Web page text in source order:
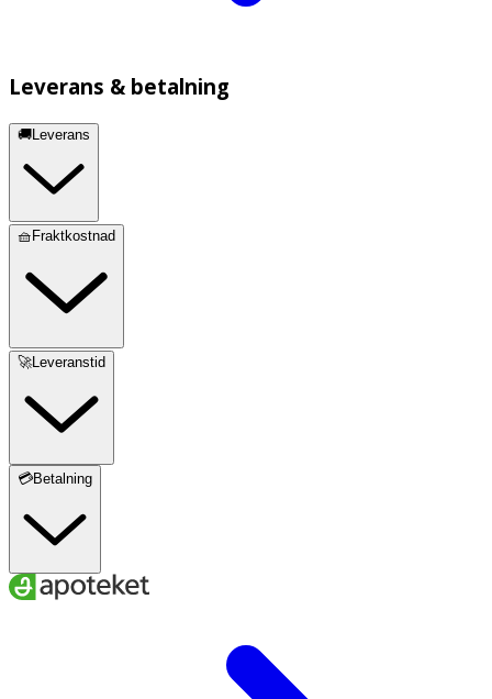
Leverans & betalning
🚚Leverans
🧺Fraktkostnad
🚀Leveranstid
💳Betalning